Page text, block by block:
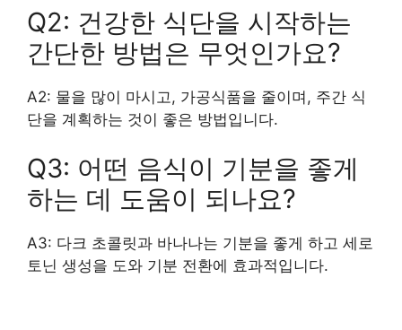
Q2: 건강한 식단을 시작하는
간단한 방법은 무엇인가요?
A2: 물을 많이 마시고, 가공식품을 줄이며, 주간 식
단을 계획하는 것이 좋은 방법입니다.
Q3: 어떤 음식이 기분을 좋게
하는 데 도움이 되나요?
A3: 다크 초콜릿과 바나나는 기분을 좋게 하고 세로
토닌 생성을 도와 기분 전환에 효과적입니다.